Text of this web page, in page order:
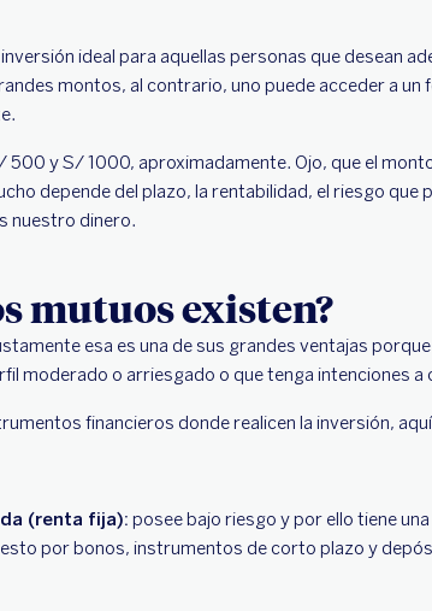
ideal para aquellas personas que desean
montos, al contrario, uno puede acceder a un
y S/ 1000, aproximadamente. Ojo, que el
depende del plazo, la rentabilidad, el riesgo que
nuestro dinero.
mutuos existen?
esa es una de sus grandes ventajas
moderado o arriesgado o que tenga intenciones
financieros donde realicen la inversión,
(renta fija): posee bajo riesgo y por ello tiene
por bonos, instrumentos de corto plazo y